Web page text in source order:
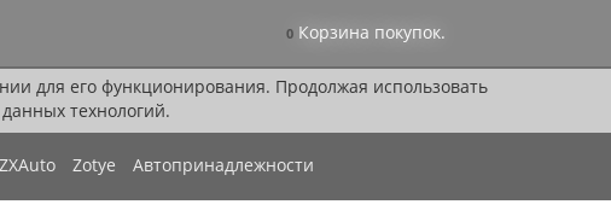
для его функционирования. Продолжая использовать
технологий.
0 Корзина покупок.
ZXAuto Zotye Автопринадлежности